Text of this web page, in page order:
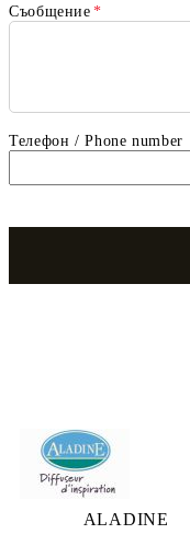
Съобщение *
Телефон / Phone number
ALADINE